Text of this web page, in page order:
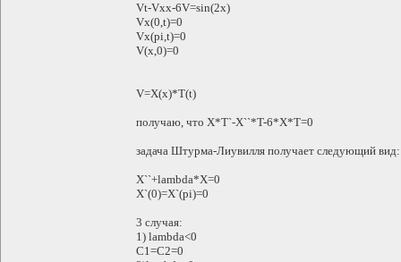
Vt-Vxx-6V=sin(2x)
Vx(0,t)=0
Vx(pi,t)=0
V(x,0)=0
V=X(x)*T(t)
получаю, что X*T`-X``*T-6*X*T=0
задача Штурма-Лиувилля получает следующий вид:
X``+lambda*X=0
X`(0)=X`(pi)=0
3 случая:
1) lambda<0
С1=С2=0